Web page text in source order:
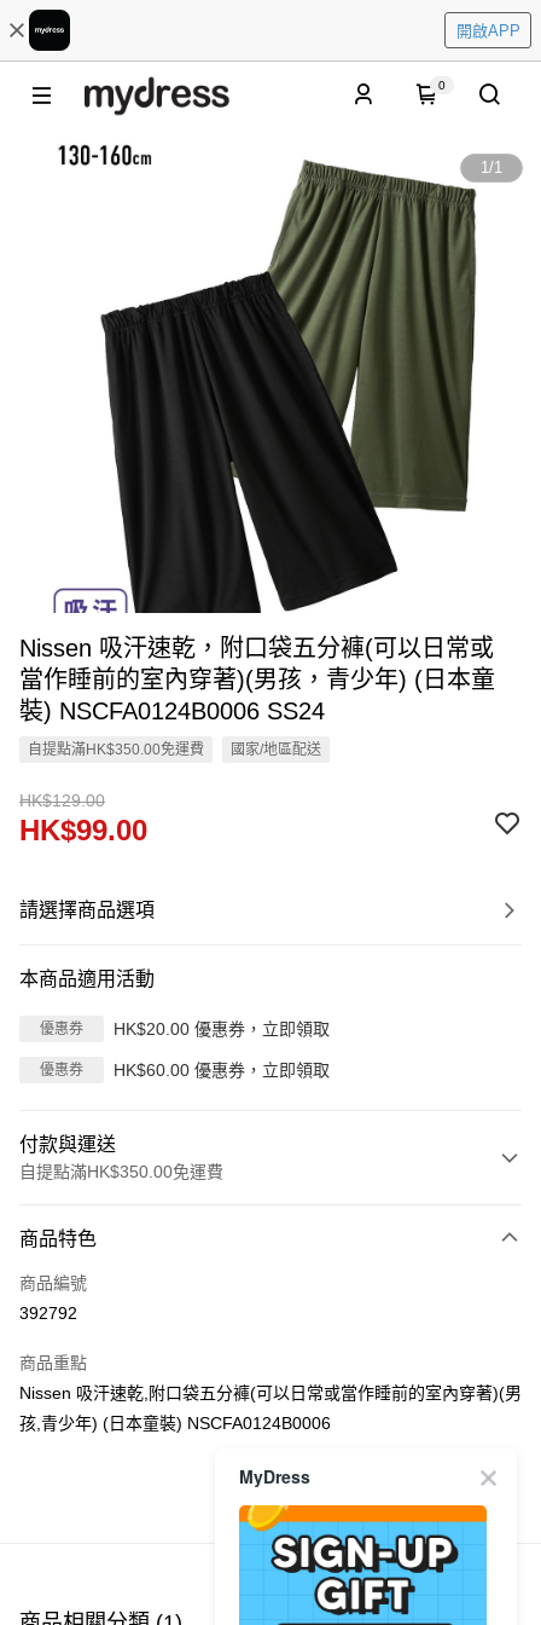
開啟APP
0
1/1
Nissen 吸汗速乾，附口袋五分褲(可以日常或
當作睡前的室內穿著)(男孩，青少年) (日本童
裝) NSCFA0124B0006 SS24
自提點滿HK$350.00免運費 國家/地區配送
HK$129.00
HK$99.00
請選擇商品選項
本商品適用活動
優惠券 HK$20.00 優惠券，立即領取
優惠券 HK$60.00 優惠券，立即領取
付款與運送
自提點滿HK$350.00免運費
信用卡
Apple Pay
PayMe
WeChat Pay
每筆HK$40.00，滿HK$350.00或以上免運費
付款後順豐站及營業點
商品特色
商品編號
392792
商品重點
Nissen 吸汗速乾,附口袋五分褲(可以日常或當作睡前的室內穿著)(男
孩,青少年) (日本童裝) NSCFA0124B0006
商品推薦
MyDress